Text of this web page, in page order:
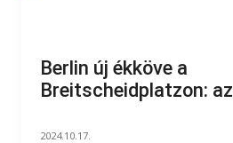
Berlin új ékköve a
Breitscheidplatzon: az
2024.10.17.